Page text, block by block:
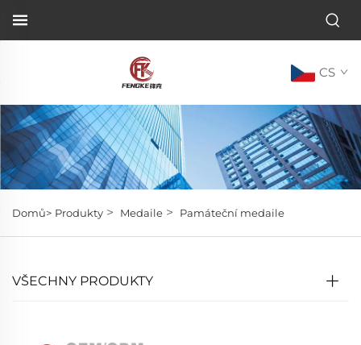
CS
Domů> Produkty > Medaile > Památeční medaile
VŠECHNY PRODUKTY